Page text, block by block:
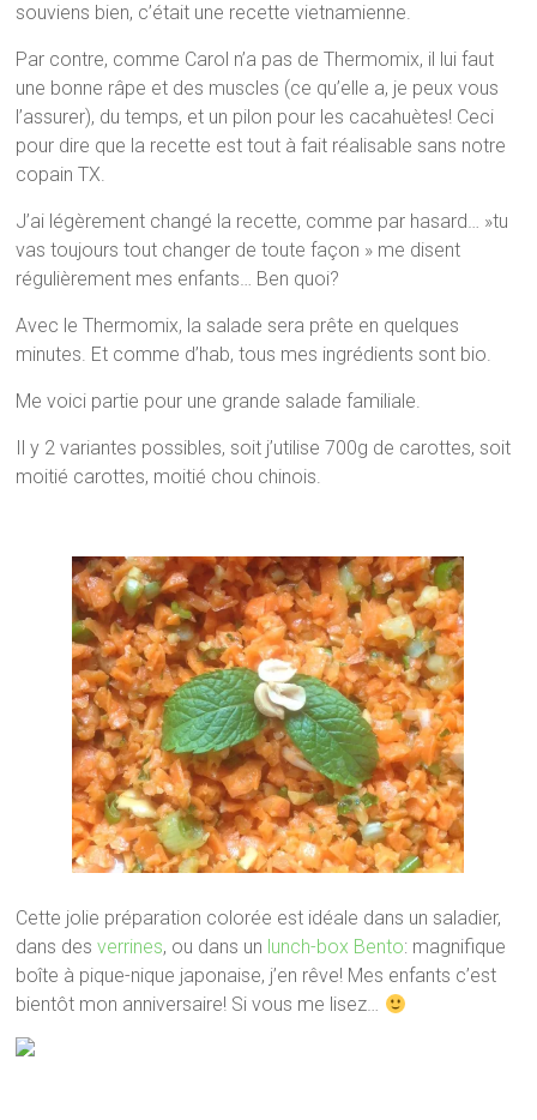
souviens bien, c’était une recette vietnamienne.
Par contre, comme Carol n’a pas de Thermomix, il lui faut
une bonne râpe et des muscles (ce qu’elle a, je peux vous
l’assurer), du temps, et un pilon pour les cacahuètes! Ceci
pour dire que la recette est tout à fait réalisable sans notre
copain TX.
J’ai légèrement changé la recette, comme par hasard… »tu
vas toujours tout changer de toute façon » me disent
régulièrement mes enfants… Ben quoi?
Avec le Thermomix, la salade sera prête en quelques
minutes. Et comme d’hab, tous mes ingrédients sont bio.
Me voici partie pour une grande salade familiale.
Il y 2 variantes possibles, soit j’utilise 700g de carottes, soit
moitié carottes, moitié chou chinois.
Cette jolie préparation colorée est idéale dans un saladier,
dans desverrines, ou dans un lunch-box Bento: magnifique
boîte à pique-nique japonaise, j’en rêve! Mes enfants c’est
bientôt mon anniversaire! Si vous me lisez…